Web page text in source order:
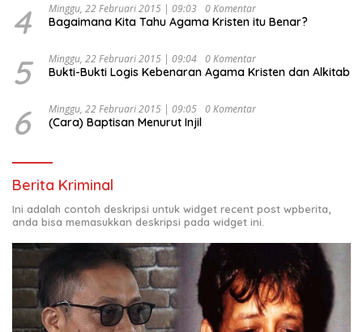
4 Minggu, 22 Februari 2015 | 09:03 0 Komentar
Bagaimana Kita Tahu Agama Kristen itu Benar?
5 Minggu, 22 Februari 2015 | 09:04 0 Komentar
Bukti-Bukti Logis Kebenaran Agama Kristen dan Alkitab
6 Minggu, 22 Februari 2015 | 09:05 0 Komentar
(Cara) Baptisan Menurut Injil
Berita Kriminal
Ini adalah contoh deskripsi untuk widget recent post wpberita,
anda bisa memasukkan deskripsi pada widget ini.